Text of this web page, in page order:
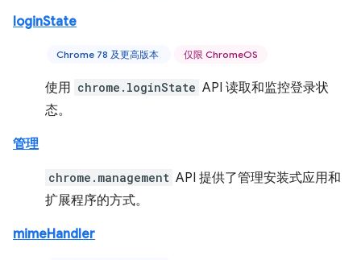
loginState
Chrome 78 及更高版本 仅限 ChromeOS
使用 chrome.loginState API 读取和监控登录状
态。
管理
chrome.management API 提供了管理安装式应用和
扩展程序的方式。
mimeHandler